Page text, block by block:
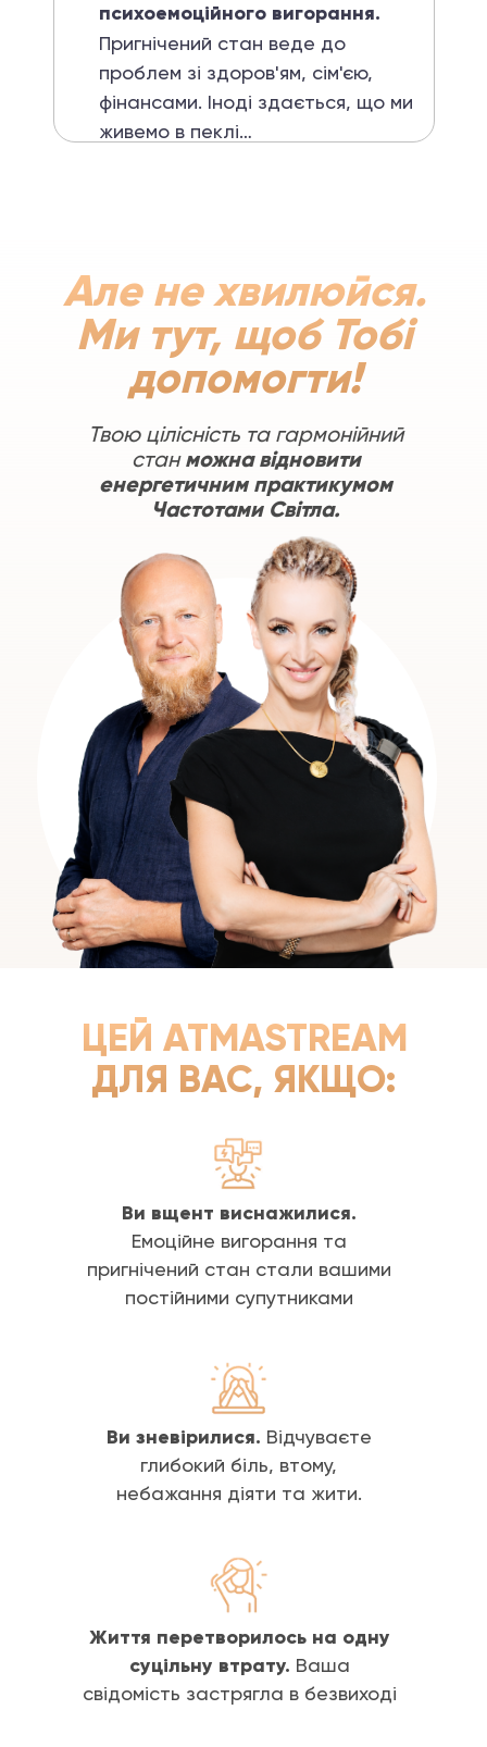
психоемоційного вигорання.
Пригнічений стан веде до
проблем зі здоров'ям, сім'єю,
фінансами. Іноді здається, що ми
живемо в пеклі…
Але не хвилюйся.
Ми тут, щоб Тобі
допомогти!
Твою цілісність та гармонійний
станможна відновити
енергетичним практикумом
Частотами Світла.
ЦЕЙ ATMASTREAM
ДЛЯ ВАС, ЯКЩО:
Ви вщент виснажилися.
Емоційне вигорання та
пригнічений стан стали вашими
постійними супутниками
Життя перетворилось на одну
суцільну втрату. Ваша
свідомість застрягла в безвиході
Ви зневірилися. Відчуваєте
глибокий біль, втому,
небажання діяти та жити.